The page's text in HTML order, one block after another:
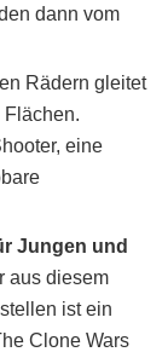
dann vom
Rädern gleitet
eine
Jungen und
aus diesem
ist ein
Clone Wars